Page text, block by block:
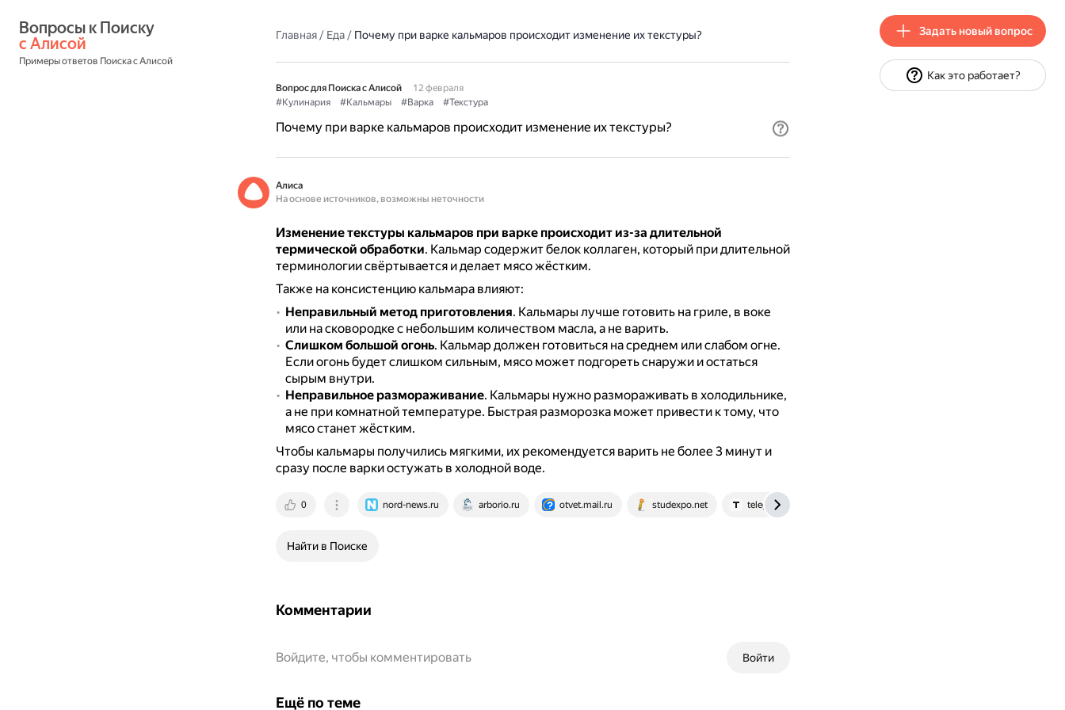
с Алисой
Примеры ответов Поиска с Алисой
Главная/ Еда/ Почему при варке кальмаров происходит изменение их текстуры?
Вопрос для Поиска с Алисой
12 февраля
#Кулинария
#Кальмары #Варка #Текстура
Почему при варке кальмаров происходит изменение их текстуры?
Алиса
На основе источников, возможны неточности
Изменение текстуры кальмаров при варке происходит из-за длительной
термической обработки. Кальмар содержит белок коллаген, который при длительной
терминологии свёртывается и делает мясо жёстким.
Также на консистенцию кальмара влияют:
Неправильный метод приготовления. Кальмары лучше готовить на гриле, в воке
или на сковородке с небольшим количеством масла, а не варить.
Слишком большой огонь. Кальмар должен готовиться на среднем или слабом огне.
Если огонь будет слишком сильным, мясо может подгореть снаружи и остаться
сырым внутри.
Неправильное размораживание. Кальмары нужно размораживать в холодильнике,
а не при комнатной температуре. Быстрая разморозка может привести к тому, что
мясо станет жёстким.
Чтобы кальмары получились мягкими, их рекомендуется варить не более 3 минут и
сразу после варки остужать в холодной воде.
0 nord-news.ru arborio.ru otvet.mail.ru studexpo.net telegra.ph
Найти в Поиске
Комментарии
Войти
Войдите, чтобы комментировать
Ещё по теме
Задать новый вопрос
Как это работает?